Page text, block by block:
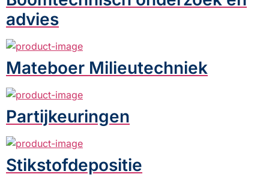
advies
Mateboer Milieutechniek
Partijkeuringen
Stikstofdepositie